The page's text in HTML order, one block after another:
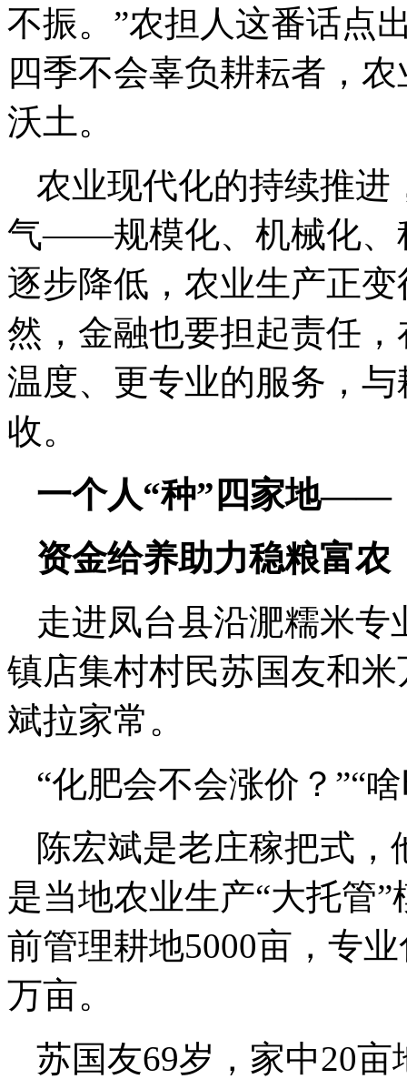
不振。”农担人这番话点
四季不会辜负耕耘者，
沃土。
农业现代化的持续推进
气——规模化、机械化、
逐步降低，农业生产正
然，金融也要担起责任
温度、更专业的服务，
收。
一个人“种”四家地——
资金给养助力稳粮富农
走进凤台县沿淝糯米
镇店集村村民苏国友和
斌拉家常。
“化肥会不会涨价？”“
陈宏斌是老庄稼把式
是当地农业生产“大托管
前管理耕地5000亩，专
万亩。
苏国友69岁，家中20